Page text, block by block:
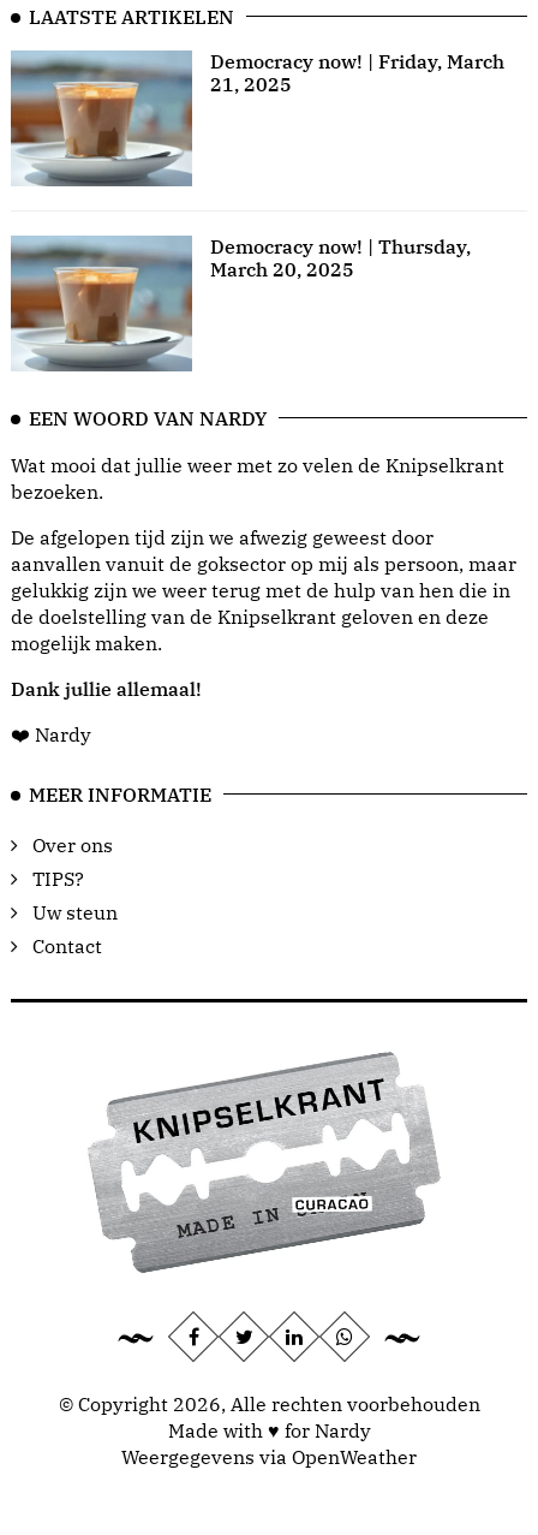
LAATSTE ARTIKELEN
Democracy now! | Friday, March
21, 2025
Democracy now! | Thursday,
March 20, 2025
EEN WOORD VAN NARDY
Wat mooi dat jullie weer met zo velen de Knipselkrant
bezoeken.
De afgelopen tijd zijn we afwezig geweest door
aanvallen vanuit de goksector op mij als persoon, maar
gelukkig zijn we weer terug met de hulp van hen die in
de doelstelling van de Knipselkrant geloven en deze
mogelijk maken.
Dank jullie allemaal!
❤️ Nardy
MEER INFORMATIE
Over ons
TIPS?
Uw steun
Contact
© Copyright 2026, Alle rechten voorbehouden
Made with ♥ for Nardy
Weergegevens via OpenWeather